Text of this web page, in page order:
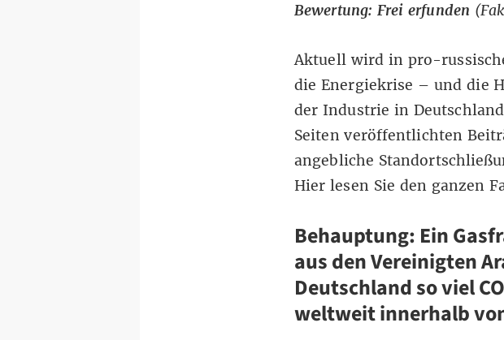
Bewertung: Frei erfunden
Aktuell wird in pro-
die Energiekrise – und die
der Industrie in
Seiten veröffentlichten
angebliche
Hier lesen Sie den ganzen
Behauptung: Ein
aus den Vereinigten
Deutschland so viel
weltweit innerhalb